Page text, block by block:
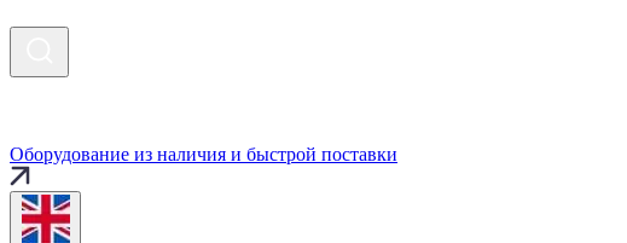
Оборудование из наличия и быстрой поставки